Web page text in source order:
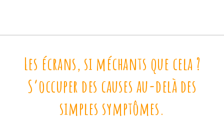
Les écrans, si méchants que cela ?
S’occuper des causes au-delà des
simples symptômes.